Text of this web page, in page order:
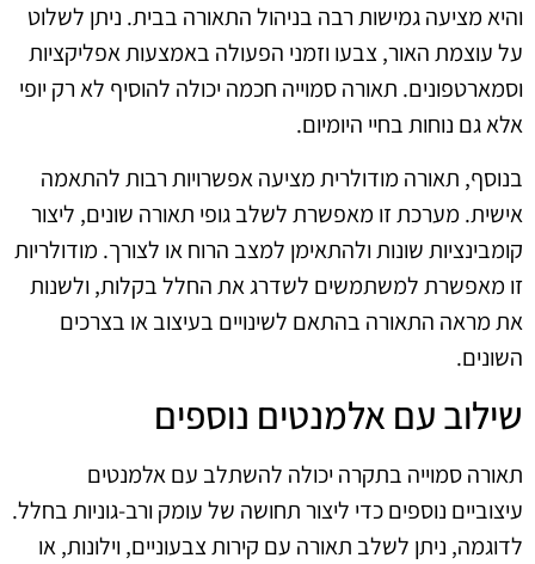
והיא מציעה גמישות רבה בניהול התאורה בבית. ניתן לשלוט
על עוצמת האור, צבעו וזמני הפעולה באמצעות אפליקציות
וסמארטפונים. תאורה סמוייה חכמה יכולה להוסיף לא רק יופי
אלא גם נוחות בחיי היומיום.
בנוסף, תאורה מודולרית מציעה אפשרויות רבות להתאמה
אישית. מערכת זו מאפשרת לשלב גופי תאורה שונים, ליצור
קומבינציות שונות ולהתאימן למצב הרוח או לצורך. מודולריות
זו מאפשרת למשתמשים לשדרג את החלל בקלות, ולשנות
את מראה התאורה בהתאם לשינויים בעיצוב או בצרכים
השונים.
שילוב עם אלמנטים נוספים
תאורה סמוייה בתקרה יכולה להשתלב עם אלמנטים
עיצוביים נוספים כדי ליצור תחושה של עומק ורב-גוניות בחלל.
לדוגמה, ניתן לשלב תאורה עם קירות צבעוניים, וילונות, או